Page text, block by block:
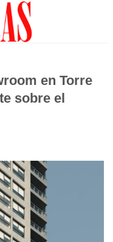
en Torre
sobre el